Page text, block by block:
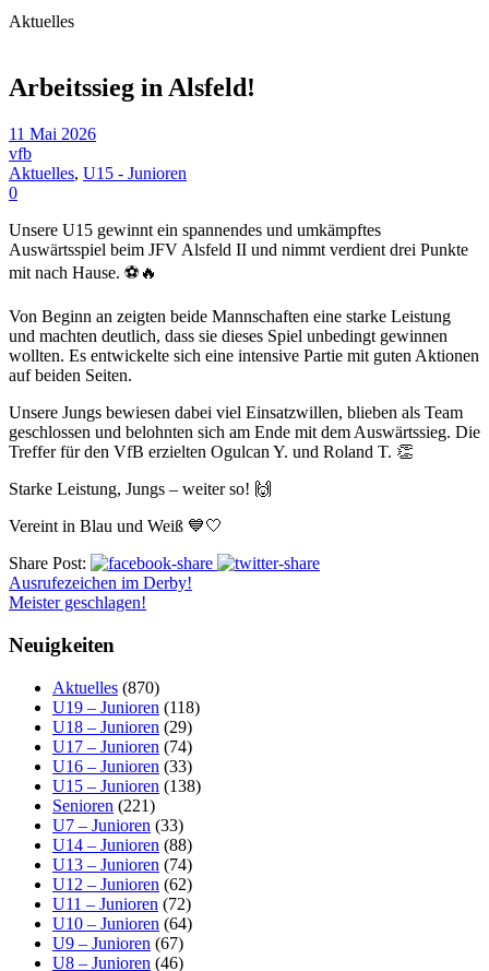
Aktuelles
Arbeitssieg in Alsfeld!
11 Mai 2026
vfb
Aktuelles, U15 - Junioren
0
Unsere U15 gewinnt ein spannendes und umkämpftes
Auswärtsspiel beim JFV Alsfeld II und nimmt verdient drei Punkte
mit nach Hause. ⚽🔥
Von Beginn an zeigten beide Mannschaften eine starke Leistung
und machten deutlich, dass sie dieses Spiel unbedingt gewinnen
wollten. Es entwickelte sich eine intensive Partie mit guten Aktionen
auf beiden Seiten.
Unsere Jungs bewiesen dabei viel Einsatzwillen, blieben als Team
geschlossen und belohnten sich am Ende mit dem Auswärtssieg. Die
Treffer für den VfB erzielten Ogulcan Y. und Roland T. 👏
Starke Leistung, Jungs – weiter so! 🙌
Vereint in Blau und Weiß 💙🤍
Share Post:
Ausrufezeichen im Derby!
Meister geschlagen!
Neuigkeiten
Aktuelles (870)
U19 – Junioren (118)
U18 – Junioren (29)
U17 – Junioren (74)
U16 – Junioren (33)
U15 – Junioren (138)
Senioren (221)
U7 – Junioren (33)
U14 – Junioren (88)
U13 – Junioren (74)
U12 – Junioren (62)
U11 – Junioren (72)
U10 – Junioren (64)
U9 – Junioren (67)
U8 – Junioren (46)